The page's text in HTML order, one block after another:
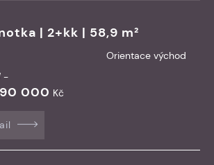
| 2+kk | 58,9 m²
Orientace východ
-
000 Kč